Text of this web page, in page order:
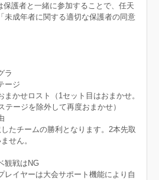
護者と一緒に参加することで、任天
未成年者に関する適切な保護者の同意
ラ
ージ
まかせロスト（1セット目はおまかせ。
テージを除外して再度おまかせ）
たチームの勝利となります。2本先取
せん。
観戦はNG
レイヤーは大会サポート機能により自